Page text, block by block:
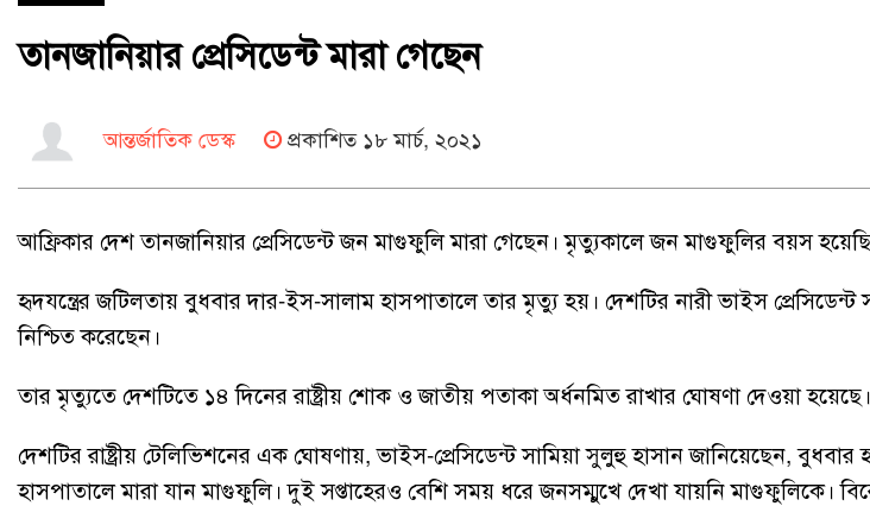
তানজানিয়ার প্রেসিডেন্ট মারা গেছেন
আন্তর্জাতিক ডেস্ক প্রকাশিত ১৮ মার্চ, ২০২১
আফ্রিকার দেশ তানজানিয়ার প্রেসিডেন্ট জন মাগুফুলি মারা গেছেন। মৃত্যুকালে জন মাগুফুলির বয়স
হৃদযন্ত্রের জটিলতায় বুধবার দার-ইস-সালাম হাসপাতালে তার মৃত্যু হয়। দেশটির নারী ভাইস
নিশ্চিত করেছেন।
তার মৃত্যুতে দেশটিতে ১৪ দিনের রাষ্ট্রীয় শোক ও জাতীয় পতাকা অর্ধনমিত রাখার ঘোষণা দেওয়া হয়েছে।
দেশটির রাষ্ট্রীয় টেলিভিশনের এক ঘোষণায়, ভাইস-প্রেসিডেন্ট সামিয়া সুলুহু হাসান জানিয়েছেন, বুধবার
হাসপাতালে মারা যান মাগুফুলি। দুই সপ্তাহেরও বেশি সময় ধরে জনসম্মুখে দেখা যায়নি মাগুফুলিকে।